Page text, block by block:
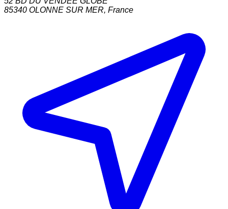
85340 OLONNE SUR MER, France